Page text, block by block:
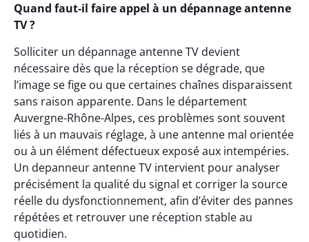
Quand faut-il faire appel à un dépannage antenne
TV ?
Solliciter un dépannage antenne TV devient
nécessaire dès que la réception se dégrade, que
l’image se fige ou que certaines chaînes disparaissent
sans raison apparente. Dans le département
Auvergne-Rhône-Alpes, ces problèmes sont souvent
liés à un mauvais réglage, à une antenne mal orientée
ou à un élément défectueux exposé aux intempéries.
Un depanneur antenne TV intervient pour analyser
précisément la qualité du signal et corriger la source
réelle du dysfonctionnement, afin d’éviter des pannes
répétées et retrouver une réception stable au
quotidien.